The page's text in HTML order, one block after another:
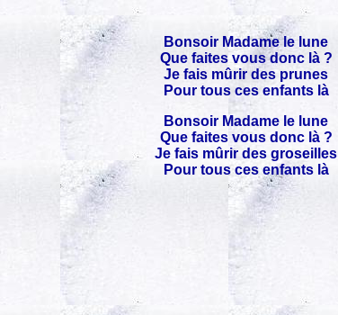
Bonsoir Madame le lune
Que faites vous donc là ?
Je fais mûrir des prunes
Pour tous ces enfants là
Bonsoir Madame le lune
Que faites vous donc là ?
Je fais mûrir des groseilles
Pour tous ces enfants là